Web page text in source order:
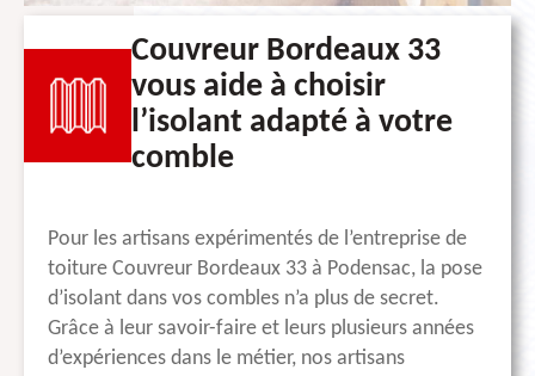
Couvreur Bordeaux 33
vous aide à choisir
l’isolant adapté à votre
comble
Pour les artisans expérimentés de l’entreprise de
toiture Couvreur Bordeaux 33 à Podensac, la pose
d’isolant dans vos combles n’a plus de secret.
Grâce à leur savoir-faire et leurs plusieurs années
d’expériences dans le métier, nos artisans